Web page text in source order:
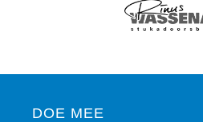
DOE MEE